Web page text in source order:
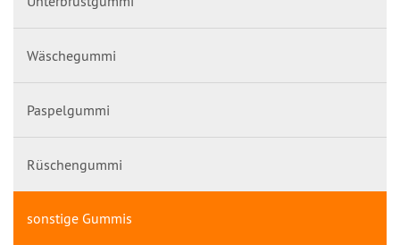
Wäschegummi
Paspelgummi
Rüschengummi
sonstige Gummis